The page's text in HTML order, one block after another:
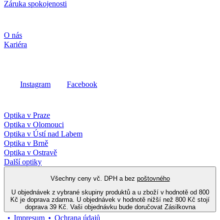
Záruka spokojenosti
O nás
Kariéra
Instagram Facebook
Optika v Praze
Optika v Olomouci
Optika v Ústí nad Labem
Optika v Brně
Optika v Ostravě
Další optiky
Všechny ceny vč. DPH a bez poštovného
U objednávek z vybrané skupiny produktů a u zboží v hodnotě od 800
Kč je doprava zdarma. U objednávek v hodnotě nižší než 800 Kč stojí
doprava 39 Kč. Vaši objednávku bude doručovat Zásilkovna
Impresum Ochrana údajů